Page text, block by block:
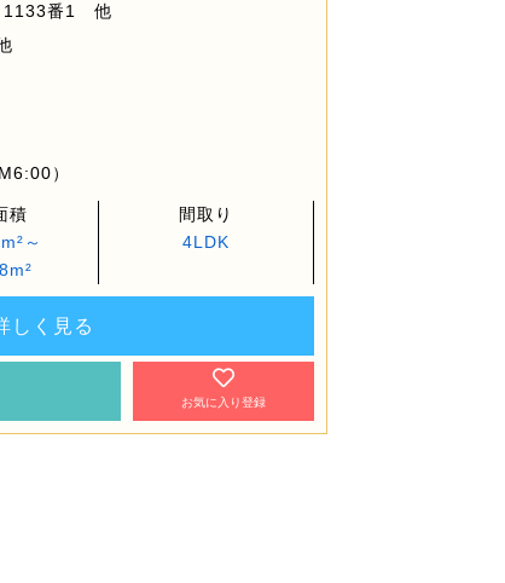
1133番1 他
）
積
～
間取り
4LDK
しく見る
お気に入り登録